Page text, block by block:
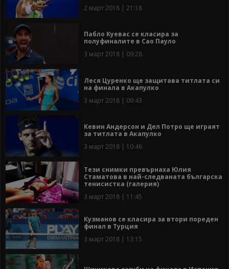
2 март 2018 | 21:18
Пабло Куевас се класира за
полуфиналите в Сао Пауло
3 март 2018 | 09:28
Леся Цуренко ще защитава титлата си
на финала в Акапулко
3 март 2018 | 09:43
Кевин Андерсон и Дел Потро ще играят
за титлата в Акапулко
3 март 2018 | 10:46
Тези снимки превърнаха Юлия
Стаматова в най-следваната българска
тенисистка (галерия)
3 март 2018 | 11:45
Кузманов се класира за втори пореден
финал в Турция
3 март 2018 | 13:15